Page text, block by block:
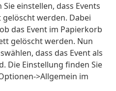
einstellen, dass Events
werden. Dabei
das Event im Papierkorb
gelöscht werden. Nun
dass das Event als
Die Einstellung finden Sie
>Allgemein im